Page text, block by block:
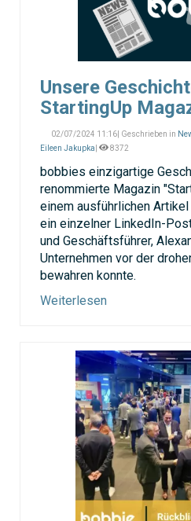
Unsere
StartingUp
02/07/2024 11:16| Geschrieben in
Eileen Jakupka
8372
bobbies einzigartige
renommierte Magazin
einem ausführlichen
ein einzelner LinkedIn-
und Geschäftsführer,
Unternehmen vor der
bewahren konnte.
Weiterlesen